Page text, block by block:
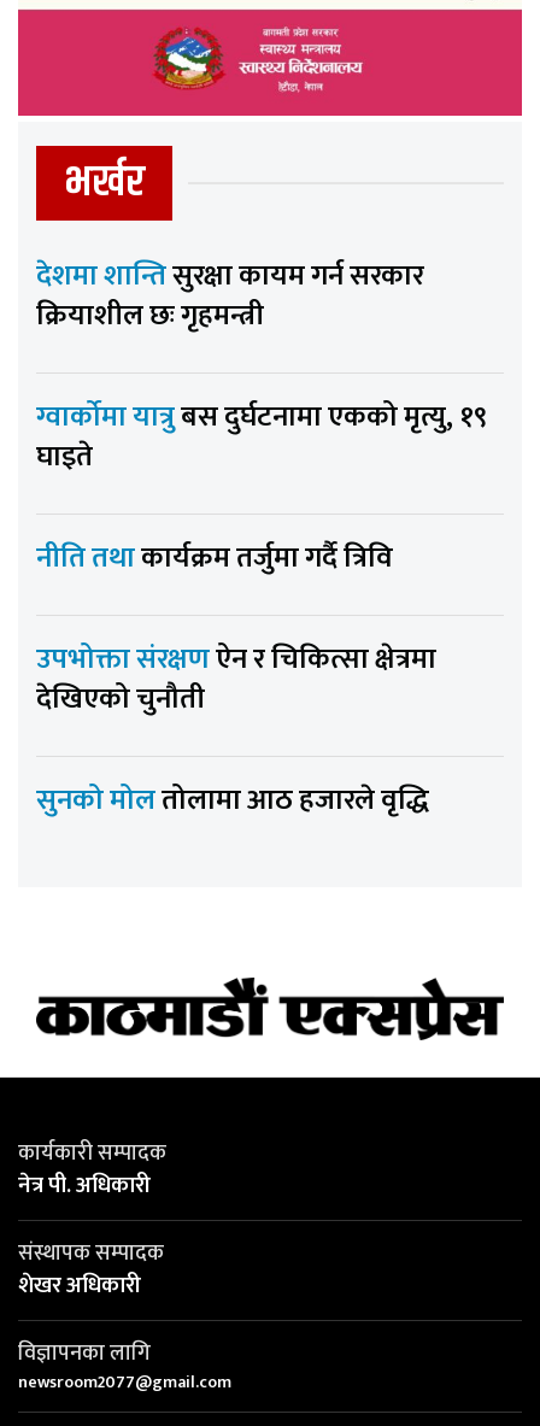
भर्खर
देशमा शान्तिसुरक्षा कायम गर्न सरकार
क्रियाशील छः गृहमन्त्री
ग्वार्कोमा यात्रुबस दुर्घटनामा एकको मृत्यु, १९
घाइते
नीति तथाकार्यक्रम तर्जुमा गर्दै त्रिवि
उपभोक्ता संरक्षणऐन र चिकित्सा क्षेत्रमा
देखिएको चुनौती
सुनको मोलतोलामा आठ हजारले वृद्धि
कार्यकारी सम्पादक
नेत्र पी. अधिकारी
संस्थापक सम्पादक
शेखर अधिकारी
विज्ञापनका लागि
newsroom2077@gmail.com